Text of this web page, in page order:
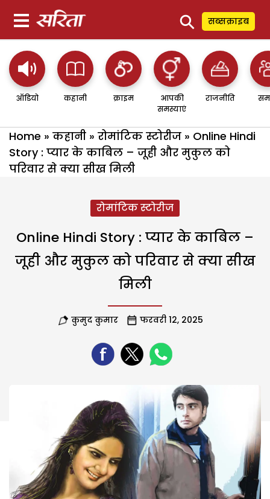
⚲ सब्सक्राइब
ऑडियो कहानी क्राइम
आपकी
समस्याएं
राजनीति
Home » कहानी » रोमांटिक स्टोरीज » Online Hindi
Story : प्यार के काबिल – जूही और मुकुल को
परिवार से क्या सीख मिली
रोमांटिक स्टोरीज
Online Hindi Story : प्यार के काबिल –
जूही और मुकुल को परिवार से क्या सीख
मिली
कुमुद कुमार फरवरी 12, 2025